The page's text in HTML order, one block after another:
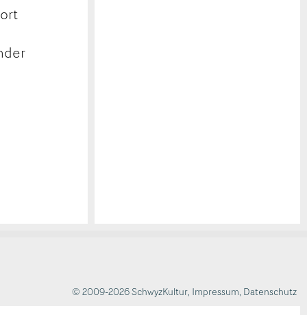
© 2009-2026 SchwyzKultur, Impressum, Datenschutz